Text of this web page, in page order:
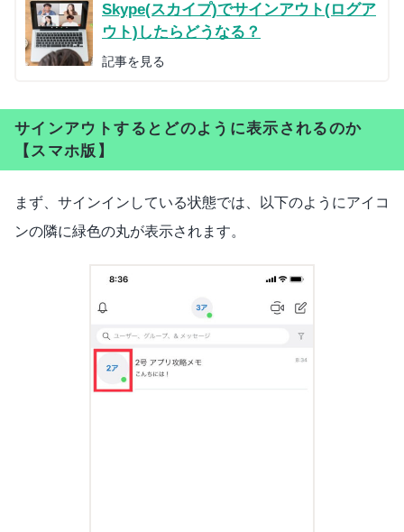
Skype(スカイプ)でサインアウト(ログア
ウト)したらどうなる？
記事を見る
サインアウトするとどのように表示されるのか
【スマホ版】
まず、サインインしている状態では、以下のようにアイコ
ンの隣に緑色の丸が表示されます。